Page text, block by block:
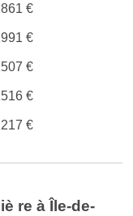
€
€
€
€
€
re à Île-de-